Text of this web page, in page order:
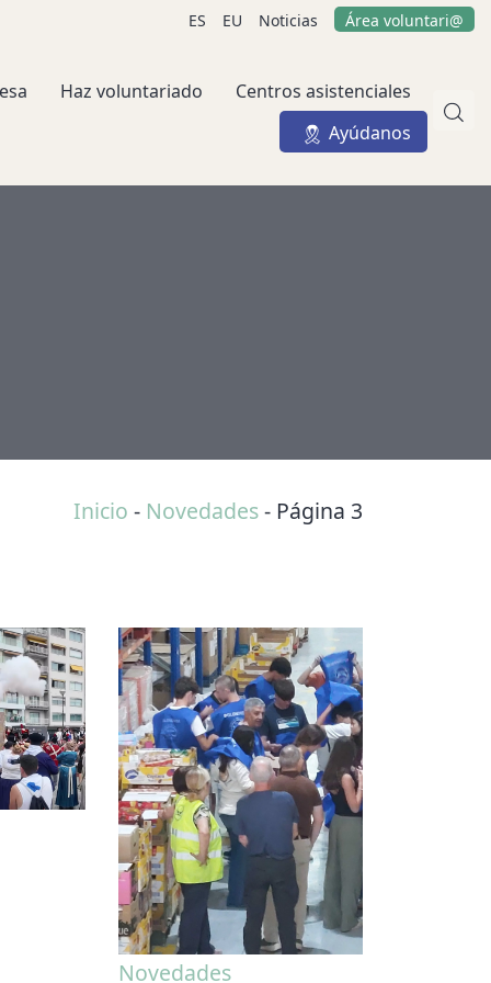
ES EU Noticias Área voluntari@
Haz voluntariado
Centros asistenciales
Ayúdanos
Inicio - Novedades- Página 3
Novedades